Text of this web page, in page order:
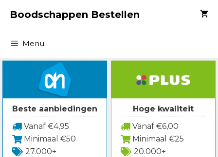
naarBoodschappen Bestellen
Menu
Beste aanbiedingen
Vanaf €4,95
Minimaal €50
27.000+
Hoge kwaliteit
Vanaf €6,00
Minimaal €25
20.000+